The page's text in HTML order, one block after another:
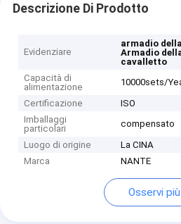
Descrizione Di Prodotto
Evidenziare
armadio
Armadio
cavalletto
Capacità di
alimentazione
10000sets/
Certificazione
ISO
Imballaggi
particolari
compensato
Luogo di origine
La CINA
Marca
NANTE
Osservi più